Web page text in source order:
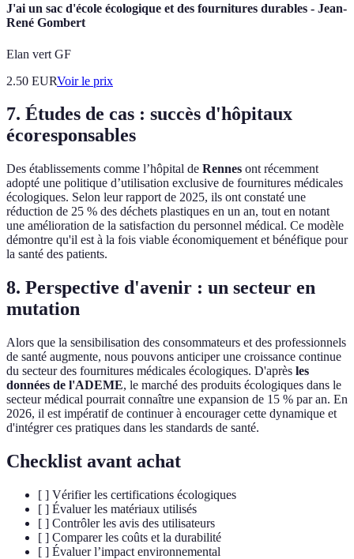
J'ai un sac d'école écologique et des fournitures durables - Jean-
René Gombert
Elan vert GF
2.50 EURVoir le prix
7. Études de cas : succès d'hôpitaux
écoresponsables
Des établissements comme l’hôpital de Rennes ont récemment
adopté une politique d’utilisation exclusive de fournitures médicales
écologiques. Selon leur rapport de 2025, ils ont constaté une
réduction de 25 % des déchets plastiques en un an, tout en notant
une amélioration de la satisfaction du personnel médical. Ce modèle
démontre qu'il est à la fois viable économiquement et bénéfique pour
la santé des patients.
8. Perspective d'avenir : un secteur en
mutation
Alors que la sensibilisation des consommateurs et des professionnels
de santé augmente, nous pouvons anticiper une croissance continue
du secteur des fournitures médicales écologiques. D'après les
données de l'ADEME, le marché des produits écologiques dans le
secteur médical pourrait connaître une expansion de 15 % par an. En
2026, il est impératif de continuer à encourager cette dynamique et
d'intégrer ces pratiques dans les standards de santé.
Checklist avant achat
[ ] Vérifier les certifications écologiques
[ ] Évaluer les matériaux utilisés
[ ] Contrôler les avis des utilisateurs
[ ] Comparer les coûts et la durabilité
[ ] Évaluer l’impact environnemental